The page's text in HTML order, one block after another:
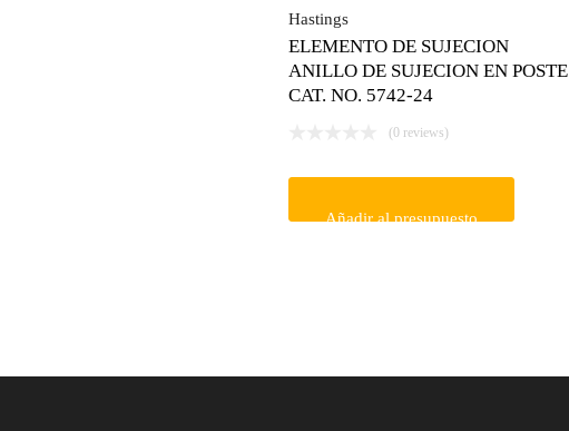
Hastings
ELEMENTO DE SUJECION
ANILLO DE SUJECION EN POSTE
CAT. NO. 5742-24
(0 reviews)
Añadir al presupuesto